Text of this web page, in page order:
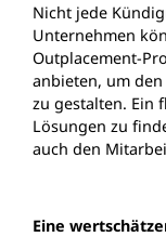
Nicht jede
Unternehmen
Outplacement-
anbieten, um
zu gestalten. Ein
Lösungen zu
auch den
Eine